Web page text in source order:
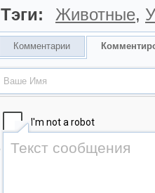
Тэги: Животные,
Комментарии